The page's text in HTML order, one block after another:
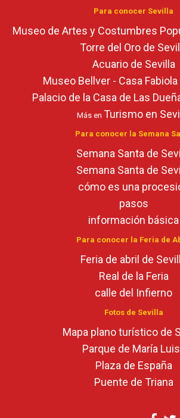
Para conocer Sevilla
Museo de Artes y Costumbres
Torre del Oro de
Acuario de Sevilla
Museo Bellver - Casa
Palacio de la Casa de Las
Más en Turismo en
Para conocer la Semana
Semana Santa de
Semana Santa de
cómo es una
pasos
información básica
Para conocer la Feria de
Feria de abril de
Real de la Feria
calle del Infierno
Fotos de Sevilla
Mapa plano turístico de
Parque de María
Plaza de España
Puente de Triana